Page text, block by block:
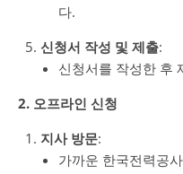
다.
신청서 작성 및 제출:
신청서를 작성한 후
2. 오프라인 신청
지사 방문:
가까운 한국전력공